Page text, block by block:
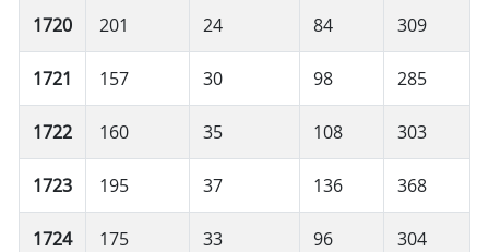
1720 201 24 84 309
1721 157 30 98 285
1722 160 35 108 303
1723 195 37 136 368
1724 175 33 96 304